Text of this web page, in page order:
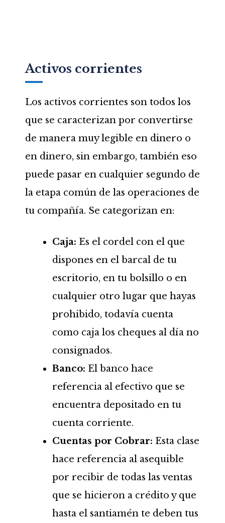
Activos corrientes
Los activos corrientes son todos los
que se caracterizan por convertirse
de manera muy legible en dinero o
en dinero, sin embargo, también eso
puede pasar en cualquier segundo de
la etapa común de las operaciones de
tu compañía. Se categorizan en:
Caja: Es el cordel con el que
dispones en el barcal de tu
escritorio, en tu bolsillo o en
cualquier otro lugar que hayas
prohibido, todavía cuenta
como caja los cheques al día no
consignados.
Banco: El banco hace
referencia al efectivo que se
encuentra depositado en tu
cuenta corriente.
Cuentas por Cobrar: Esta clase
hace referencia al asequible
por recibir de todas las ventas
que se hicieron a crédito y que
hasta el santiamén te deben tus